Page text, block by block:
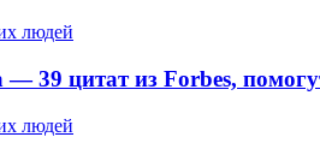
людей
— 39 цитат из Forbes,
людей